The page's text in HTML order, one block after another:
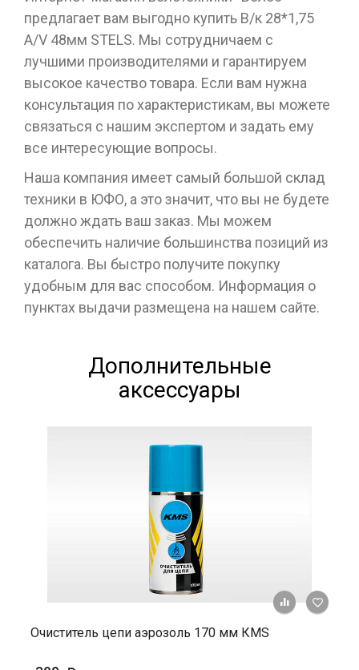
предлагает вам выгодно купить В/к 28*1,75
A/V 48мм STELS. Мы сотрудничаем с
лучшими производителями и гарантируем
высокое качество товара. Если вам нужна
консультация по характеристикам, вы можете
связаться с нашим экспертом и задать ему
все интересующие вопросы.
Наша компания имеет самый большой склад
техники в ЮФО, а это значит, что вы не будете
должно ждать ваш заказ. Мы можем
обеспечить наличие большинства позиций из
каталога. Вы быстро получите покупку
удобным для вас способом. Информация о
пунктах выдачи размещена на нашем сайте.
Дополнительные
аксессуары
+ К
Очиститель цепи аэрозоль 170 мм КМS